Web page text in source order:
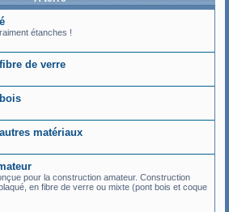
étanches !
de verre
matériaux
pour la construction amateur. Construction
en fibre de verre ou mixte (pont bois et coque